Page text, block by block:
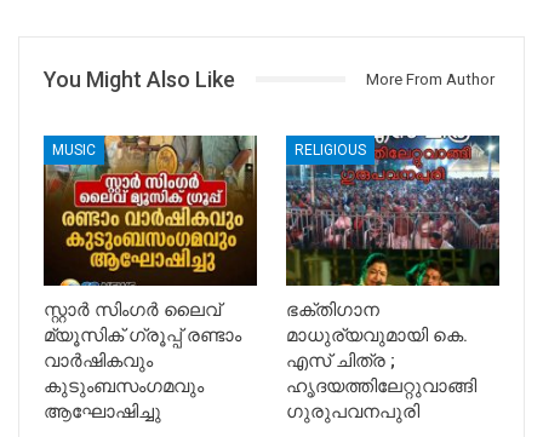
You Might Also Like More From Author
MUSIC
സ്റ്റാർ സിംഗർ ലൈവ്
മ്യൂസിക് ഗ്രൂപ്പ് രണ്ടാം
വാർഷികവും
കുടുംബസംഗമവും
ആഘോഷിച്ചു
RELIGIOUS
ഭക്തിഗാന
മാധുര്യവുമായി കെ.
എസ് ചിത്ര ;
ഹൃദയത്തിലേറ്റുവാങ്ങി
ഗുരുപവനപുരി